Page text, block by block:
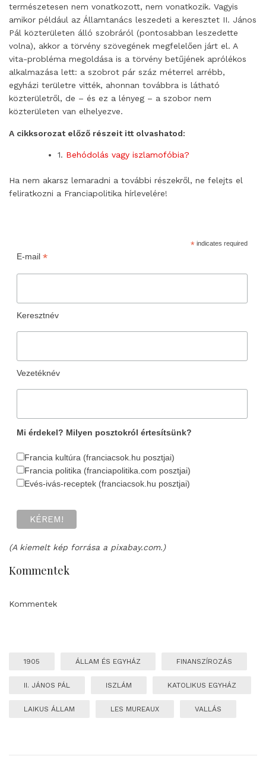
természetesen nem vonatkozott, nem vonatkozik. Vagyis
amikor például az Államtanács leszedeti a keresztet II. János
Pál közterületen álló szobráról (pontosabban leszedette
volna), akkor a törvény szövegének megfelelően járt el. A
vita-probléma megoldása is a törvény betűjének aprólékos
alkalmazása lett: a szobrot pár száz méterrel arrébb,
egyházi területre vitték, ahonnan továbbra is látható
közterületről, de – és ez a lényeg – a szobor nem
közterületen van elhelyezve.
A cikksorozat előző részeit itt olvashatod:
1. Behódolás vagy iszlamofóbia?
Ha nem akarsz lemaradni a további részekről, ne felejts el
feliratkozni a Franciapolitika hírlevelére!
*indicates required
E-mail *
Keresztnév
Vezetéknév
Mi érdekel? Milyen posztokról értesítsünk?
Francia kultúra (franciacsok.hu posztjai)
Francia politika (franciapolitika.com posztjai)
Evés-ivás-receptek (franciacsok.hu posztjai)
(A kiemelt kép forrása a pixabay.com.)
Kommentek
Kommentek
1905 ÁLLAM ÉS EGYHÁZ FINANSZÍROZÁS
II. JÁNOS PÁL ISZLÁM KATOLIKUS EGYHÁZ
LAIKUS ÁLLAM LES MUREAUX VALLÁS